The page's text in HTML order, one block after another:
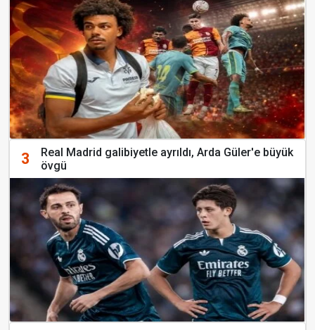
3
Real Madrid galibiyetle ayrıldı, Arda Güler'e büyük
övgü